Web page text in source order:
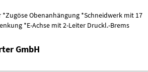
Bodenabsenkung *E-Achse mit 2-Leiter Druckl.-Brems
GmbH